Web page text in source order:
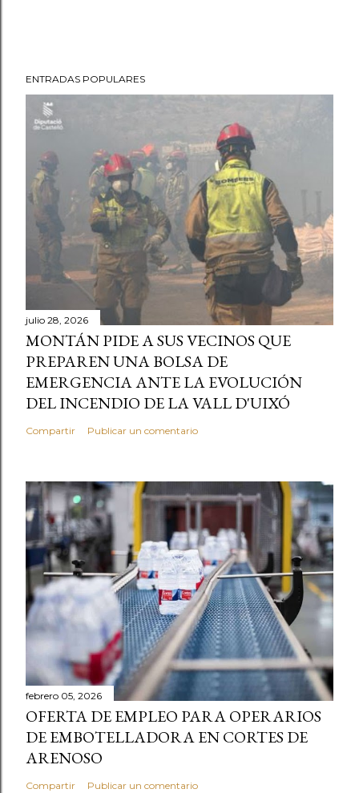
ENTRADAS POPULARES
julio 28, 2026
MONTÁN PIDE A SUS VECINOS QUE
PREPAREN UNA BOLSA DE
EMERGENCIA ANTE LA EVOLUCIÓN
DEL INCENDIO DE LA VALL D'UIXÓ
Compartir Publicar un comentario
febrero 05, 2026
OFERTA DE EMPLEO PARA OPERARIOS
DE EMBOTELLADORA EN CORTES DE
ARENOSO
Compartir Publicar un comentario